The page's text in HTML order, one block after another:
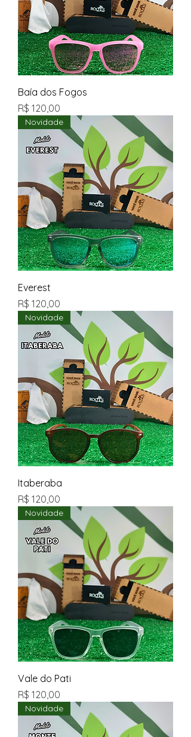
Baía dos Fogos
Preço
R$ 120,00
Novidade
Everest
Preço
R$ 120,00
Novidade
Itaberaba
Preço
R$ 120,00
Novidade
Vale do Pati
Preço
R$ 120,00
Novidade